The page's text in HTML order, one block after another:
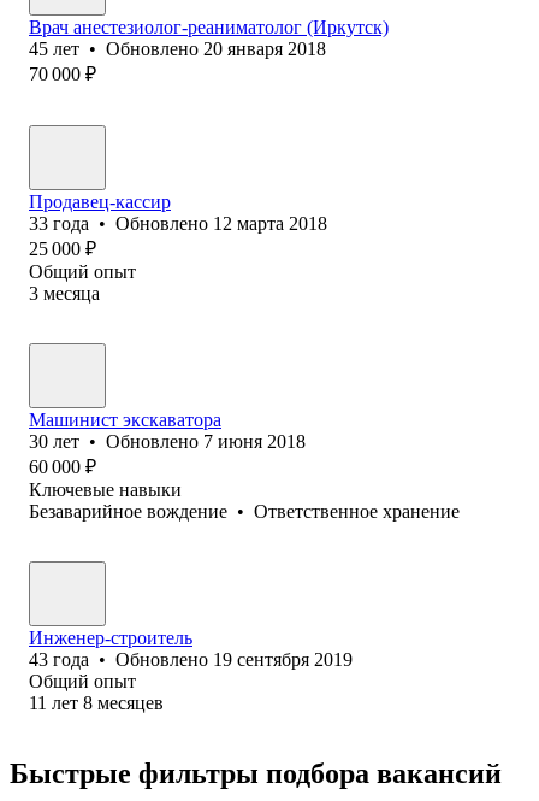
Врач анестезиолог-реаниматолог (Иркутск)
45 лет • Обновлено 20 января 2018
70 000 ₽
Продавец-кассир
33 года • Обновлено 12 марта 2018
25 000 ₽
Общий опыт
3 месяца
Машинист экскаватора
30 лет • Обновлено 7 июня 2018
60 000 ₽
Ключевые навыки
Безаварийное вождение • Ответственное хранение
Инженер-строитель
43 года • Обновлено 19 сентября 2019
Общий опыт
11 лет 8 месяцев
Быстрые фильтры подбора вакансий